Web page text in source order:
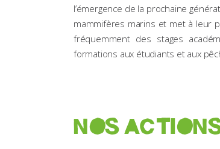
l’émergence de la prochaine
mammifères marins et met à leur
fréquemment des stages
formations aux étudiants et aux
NOS